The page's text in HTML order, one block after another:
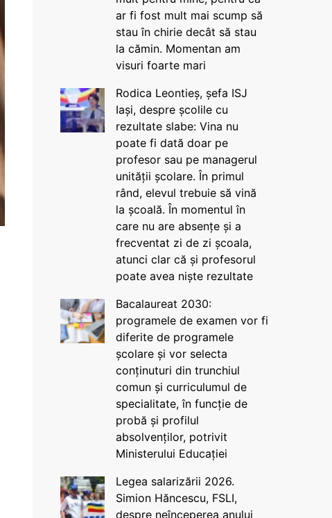
ar fi fost mult mai scump să
stau în chirie decât să stau
la cămin. Momentan am
visuri foarte mari
Rodica Leontieș, șefa ISJ
Iași, despre școlile cu
rezultate slabe: Vina nu
poate fi dată doar pe
profesor sau pe managerul
unității școlare. În primul
rând, elevul trebuie să vină
la școală. În momentul în
care nu are absențe și a
frecventat zi de zi școala,
atunci clar că și profesorul
poate avea niște rezultate
Bacalaureat 2030:
programele de examen vor fi
diferite de programele
școlare și vor selecta
conținuturi din trunchiul
comun și curriculumul de
specialitate, în funcție de
probă și profilul
absolvenților, potrivit
Ministerului Educației
Legea salarizării 2026.
Simion Hăncescu, FSLI,
despre neînceperea anului